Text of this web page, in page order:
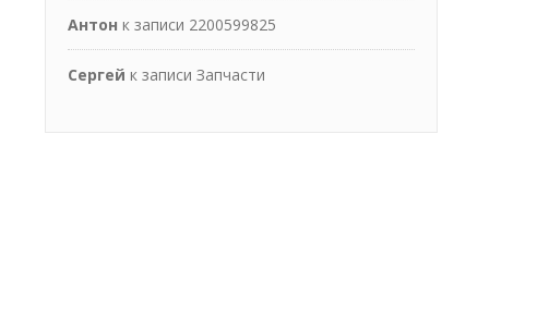
Антон к записи 2200599825
Сергей к записи Запчасти